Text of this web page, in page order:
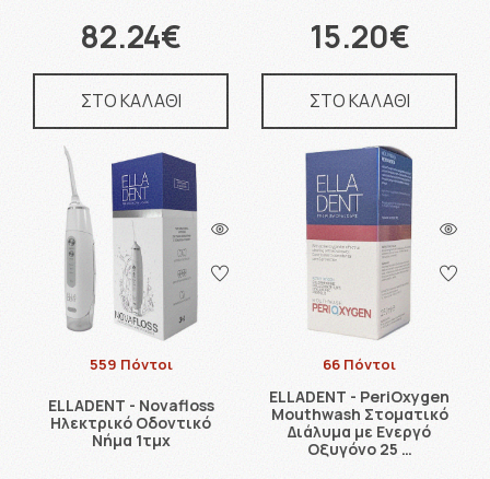
82.24€
ΣΤΟ ΚΑΛΑΘΙ
15.20€
ΣΤΟ ΚΑΛΑΘΙ
559 Πόντοι
ELLADENT - Novafloss
Ηλεκτρικό Oδοντικό
Nήμα 1τμχ
66 Πόντοι
ELLADENT - PeriOxygen
Mouthwash Στοματικό
Διάλυμα με Ενεργό
Οξυγόνο 25 …